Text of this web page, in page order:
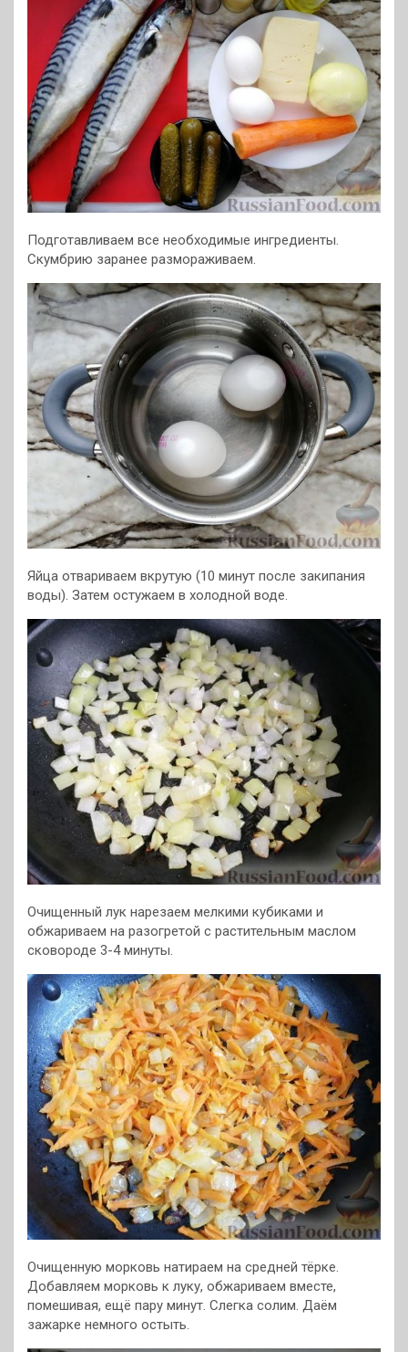
Подготавливаем все необходимые ингредиенты.
Скумбрию заранее размораживаем.
Яйца отвариваем вкрутую (10 минут после закипания
воды). Затем остужаем в холодной воде.
Очищенный лук нарезаем мелкими кубиками и
обжариваем на разогретой с растительным маслом
сковороде 3-4 минуты.
Очищенную морковь натираем на средней тёрке.
Добавляем морковь к луку, обжариваем вместе,
помешивая, ещё пару минут. Слегка солим. Даём
зажарке немного остыть.